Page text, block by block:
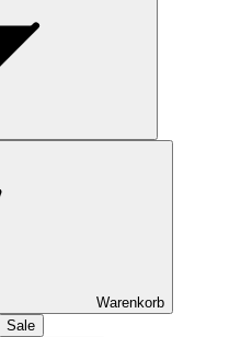
Warenkorb
Sale